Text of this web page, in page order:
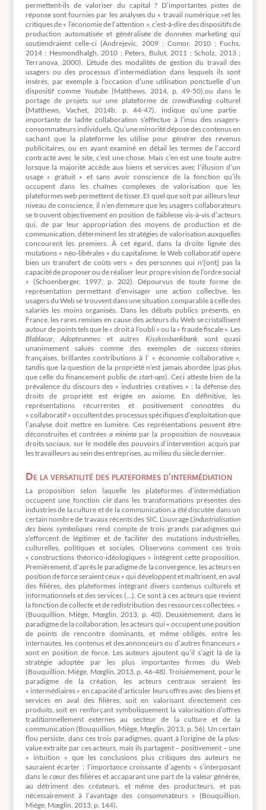
permettent-ils de valoriser du capital ? D’importantes pistes de
réponse sont fournies par les analyses du « travail numérique »et les
critiques de « l’économie de l’attention », c’est-à-dire des dispositifs de
production automatisée et généralisée de données marketing qui
soutiendraient celle-ci (Andrejevic, 2009 ; Comor, 2010 ; Fuchs,
2014 ; Hesmondhalgh, 2010 ; Peters, Bulut, 2011 ; Scholz, 2013 ;
Terranova, 2000). L’étude des modalités de gestion du travail des
usagers ou des processus d’intermédiation dans lesquels ils sont
insérés, par exemple à l’occasion d’une utilisation ponctuelle d’un
dispositif comme Youtube (Matthews, 2014, p. 49-50),ou dans le
portage de projets sur une plateforme decrowdfunding culturel
(Matthews, Vachet, 2014b, p. 44-47), indique qu’une partie
importante de ladite collaboration s’effectue à l’insu des usagers-
consommateurs individuels. Qu’une minorité dépose des contenus en
sachant que la plateforme les utilise pour générer des revenus
publicitaires, ou en ayant examiné en détail les termes de l’accord
contracté avec le site, c’est une chose. Mais c’en est une toute autre
lorsque la majorité accède aux biens et services avec l’illusion d’un
usage « gratuit » et sans avoir conscience de la fonction qu’ils
occupent dans les chaînes complexes de valorisation que les
plateformes web permettent de tisser. Et quel que soit par ailleurs leur
niveau de conscience, il n’en demeure que les usagers collaborateurs
se trouvent objectivement en position de faiblesse vis-à-vis d’acteurs
qui, de par leur appropriation des moyens de production et de
communication, déterminent les stratégies de valorisation auxquelles
concourent les premiers. À cet égard, dans la droite lignée des
mutations « néo-libérales » du capitalisme, le Web collaboratif opère
bien un transfert de coûts vers « des personnes qui n'[ont] pas la
capacité de proposer ou de réaliser leur propre vision de l’ordre social
» (Schoenberger, 1997, p. 202). Dépourvus de toute forme de
représentation permettant d’envisager une action collective, les
usagers du Web se trouvent dans une situation comparable à celle des
salariés les moins organisés. Dans les débats publics présents, en
France, les rares remises en cause des acteurs du Web se cristallisent
autour de points tels que le « droit à l’oubli » ou la « fraude fiscale ». Les
Blablacar, Adopteunmec et autres Kisskissbankbank sont quasi
unanimement salués comme des exemples desuccess-stories
françaises, brillantes contributions à l’ « économie collaborative »,
tandis que la question de la propriété n’est jamais abordée (pas plus
que celle du financement public de start-ups). Ceci atteste bien de la
prévalence du discours des « industries créatives » : la défense des
droits de propriété est érigée en axiome. En définitive, les
représentations récurrentes et positivement connotées du
« collaboratif » occultent des processus spécifiques d’exploitation que
l’analyse doit mettre en lumière. Ces représentations peuvent être
déconstruites et contrées a minimapar la proposition de nouveaux
droits sociaux, sur le modèle des pouvoirs d’intervention acquis par
les travailleurs au sein des entreprises, au milieu du siècle dernier.
De la versatilité des plateformes d’intermédiation
La proposition selon laquelle les plateformes d’intermédiation
occupent une fonction clé dans les transformations présentes des
industries de la culture et de la communication a été discutée dans un
certain nombre de travaux récents des SIC. L’ouvrageL’industrialisation
des biens symboliques rend compte de trois grands paradigmes qui
s’efforcent de légitimer et de faciliter des mutations industrielles,
culturelles, politiques et sociales. Observons comment ces trois
« constructions théorico-idéologiques » intègrent cette proposition.
Premièrement, d’après le paradigme de la convergence, les acteurs en
position de force seraient ceux « qui développent et maîtrisent, en aval
des filières, des plateformes intégrant divers contenus culturels et
informationnels et des services (…). Ce sont à ces acteurs que revient
la fonction de collecte et de redistribution des ressources collectées. »
(Bouquillion, Miège, Mœglin, 2013, p. 40). Deuxièmement, dans le
paradigme de la collaboration, les acteurs qui « occupent une position
de points de rencontre dominants, et même obligés, entre les
internautes, les contenus et des annonceurs ou d’autres financeurs »
sont en position de force. Les auteurs ajoutent qu’il s’agit là de la
stratégie adoptée par les plus importantes firmes du Web
(Bouquillion, Miège, Mœglin, 2013, p. 46-48). Troisièmement, pour le
paradigme de la création, les acteurs centraux seraient les
« intermédiaires » en capacité d’articuler leurs offres avec des biens et
services en aval des filières, soit en valorisant directement ces
produits, soit en renforçant symboliquement la valorisation d’offres
traditionnellement externes au secteur de la culture et de la
communication (Bouquillion, Miège, Mœglin, 2013, p. 56). Un certain
flou persiste, dans ces trois paradigmes, quant à l’origine de la plus-
value extraite par ces acteurs, mais ils partagent – positivement – une
« intuition » que les conclusions plus critiques des auteurs ne
sauraient écarter : l’importance croissante d’agents « s’interposant
dans le cœur des filières et accaparant une part de la valeur générée,
au détriment des créateurs, et même des producteurs, et pas
nécessairement à l’avantage des consommateurs » (Bouquillion,
Miège, Mœglin, 2013, p. 144).